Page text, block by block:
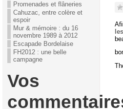
Promenades et flâneries
Cahuzac, entre colère et
espoir
Mur & mémoire : du 16
novembre 1989 à 2012
Escapade Bordelaise
FH2012 : une belle
campagne
Vos